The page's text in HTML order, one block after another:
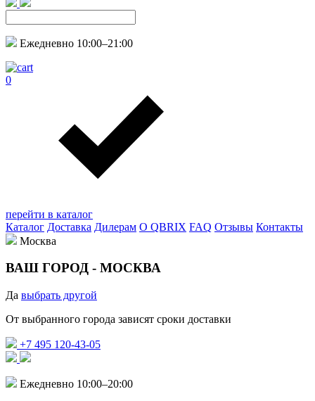
Ежедневно 10:00–21:00
0
перейти в каталог
Каталог Доставка Дилерам О QBRIX FAQ Отзывы Контакты
Москва
ВАШ ГОРОД - МОСКВА
Да выбрать другой
От выбранного города зависят сроки доставки
+7 495 120-43-05
Ежедневно 10:00–20:00